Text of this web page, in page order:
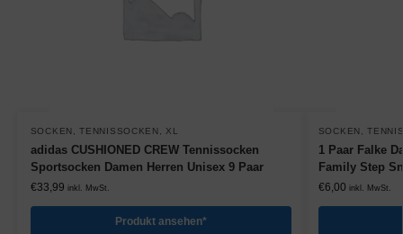
SOCKEN ,TENNISSOCKEN ,XL
adidas CUSHIONED CREW Tennissocken
Sportsocken Damen Herren Unisex 9 Paar
€33,99 inkl. MwSt.
Produkt ansehen*
SOCKEN ,
1 Paar Falke
Family Step
€6,00 inkl. MwSt.